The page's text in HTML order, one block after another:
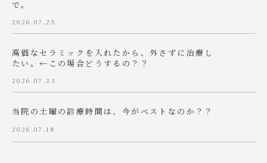
で。
2026.07.25
高価なセラミックを入れたから、外さずに治療し
たい。←この場合どうするの？？
2026.07.23
当院の土曜の診療時間は、今がベストなのか？？
2026.07.18